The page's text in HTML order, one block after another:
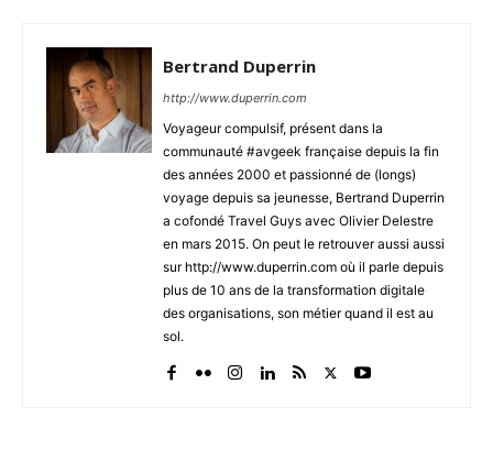
Bertrand Duperrin
http://www.duperrin.com
Voyageur compulsif, présent dans la
communauté #avgeek française depuis la fin
des années 2000 et passionné de (longs)
voyage depuis sa jeunesse, Bertrand Duperrin
a cofondé Travel Guys avec Olivier Delestre
en mars 2015. On peut le retrouver aussi aussi
sur http://www.duperrin.com où il parle depuis
plus de 10 ans de la transformation digitale
des organisations, son métier quand il est au
sol.